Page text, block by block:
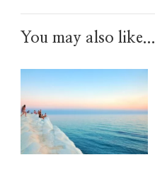
You may also like...